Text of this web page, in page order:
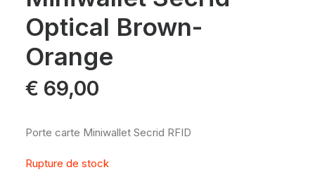
Optical Brown-
Orange
€ 69,00
Porte carte Miniwallet Secrid RFID
Rupture de stock